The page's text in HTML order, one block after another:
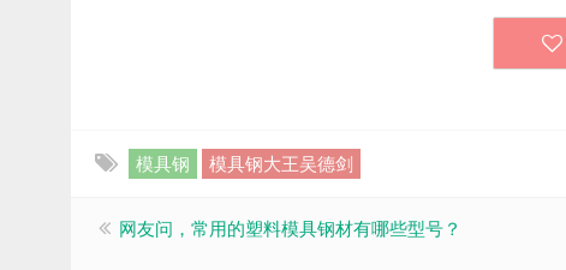
模具钢 模具钢大王吴德剑
网友问，常用的塑料模具钢材有哪些型号？